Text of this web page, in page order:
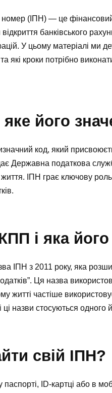
номер (ІПН) — це
банківського
У цьому матеріалі ми
які кроки потрібно
його
код, який
Державна податкова
ІПН грає ключову
і яка його
ІПН з 2011 року, яка
Ця назва
житті частіше
назви стосуються одного
свій ІПН?
ID-картці або в